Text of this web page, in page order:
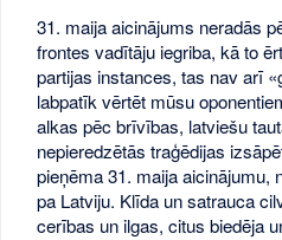
31. maija aicinājums neradās
frontes vadītāju iegriba, kā to
partijas instances, tas nav arī
labpatīk vērtēt mūsu
alkas pēc brīvības, latviešu
nepieredzētās traģēdijas
pieņēma 31. maija aicinājumu,
pa Latviju. Klīda un satrauca
cerības un ilgas, citus biedēja